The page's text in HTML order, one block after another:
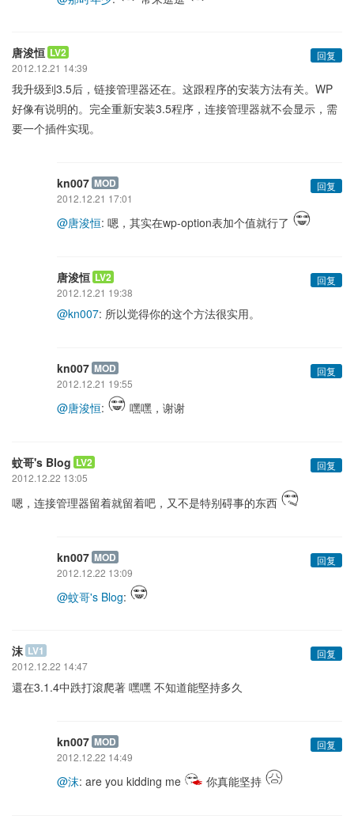
唐浚恒 LV2
回复
2012.12.21 14:39
我升级到3.5后，链接管理器还在。这跟程序的安装方法有关。WP
好像有说明的。完全重新安装3.5程序，连接管理器就不会显示，需
要一个插件实现。
kn007 MOD
回复
2012.12.21 17:01
@唐浚恒: 嗯，其实在wp-option表加个值就行了
唐浚恒 LV2
回复
2012.12.21 19:38
@kn007: 所以觉得你的这个方法很实用。
kn007 MOD
回复
2012.12.21 19:55
@唐浚恒: 嘿嘿，谢谢
蚊哥's Blog LV2
回复
2012.12.22 13:05
嗯，连接管理器留着就留着吧，又不是特别碍事的东西
kn007 MOD
回复
2012.12.22 13:09
@蚊哥's Blog:
沫 LV1
回复
2012.12.22 14:47
還在3.1.4中跌打滾爬著 嘿嘿 不知道能堅持多久
kn007 MOD
回复
2012.12.22 14:49
@沫: are you kidding me 你真能坚持